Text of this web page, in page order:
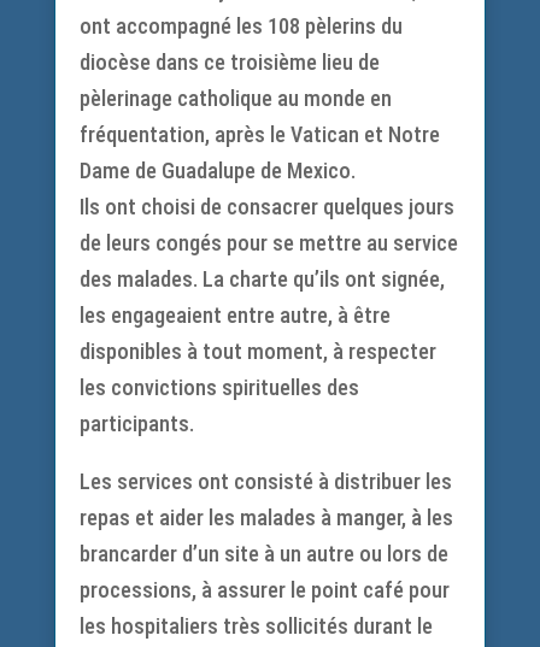
ont accompagné les 108 pèlerins du
diocèse dans ce troisième lieu de
pèlerinage catholique au monde en
fréquentation, après le Vatican et Notre
Dame de Guadalupe de Mexico.
Ils ont choisi de consacrer quelques jours
de leurs congés pour se mettre au service
des malades. La charte qu’ils ont signée,
les engageaient entre autre, à être
disponibles à tout moment, à respecter
les convictions spirituelles des
participants.
Les services ont consisté à distribuer les
repas et aider les malades à manger, à les
brancarder d’un site à un autre ou lors de
processions, à assurer le point café pour
les hospitaliers très sollicités durant le